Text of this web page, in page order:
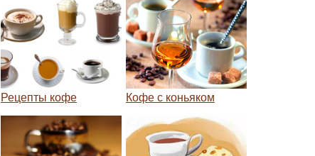
Рецепты кофе Кофе с коньяком